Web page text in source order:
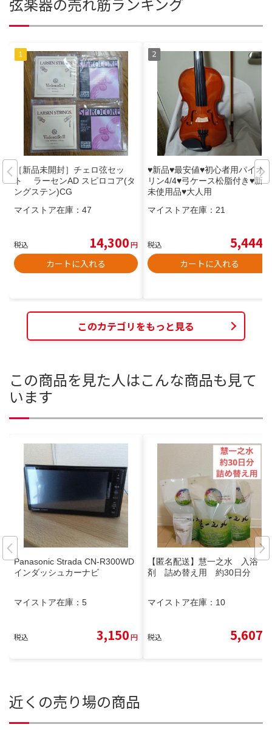
［新品未開封］チェロ弦セッ
ト ラーセンAD スピロコア(タ
ングステン)CG
マイストア在庫： 47
税込 14,300円
カートに入れる
♥新品♥最安値♥初心者用パイオ
リン4/4♥弓ケース松脂付き♥新品
未使用品♥大人用
マイストア在庫： 21
税込 5,444
カートに入れる
このカテゴリをもっと見る
この商品を見た人はこんな商品も見て
います
Panasonic Strada CN-R300WD
インダッシュカーナビ
マイストア在庫： 5
税込 3,150円
【匿名配送】慧一之水 入浴
剤 詰め替え用 約30日分
マイストア在庫： 10
税込 5,607
近くの売り場の商品